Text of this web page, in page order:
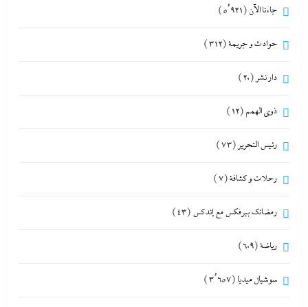
جاءنا الآن (5٬921)
حوادث و جريمة(312)
دار نشر (20)
ذوى الهمم (12)
رئيس التحرير (73)
رحلات و كشافة(7)
رمضانك بيرفكس مع إندكس (43)
رياضة(609)
سوشيال ميديا (3٬657)